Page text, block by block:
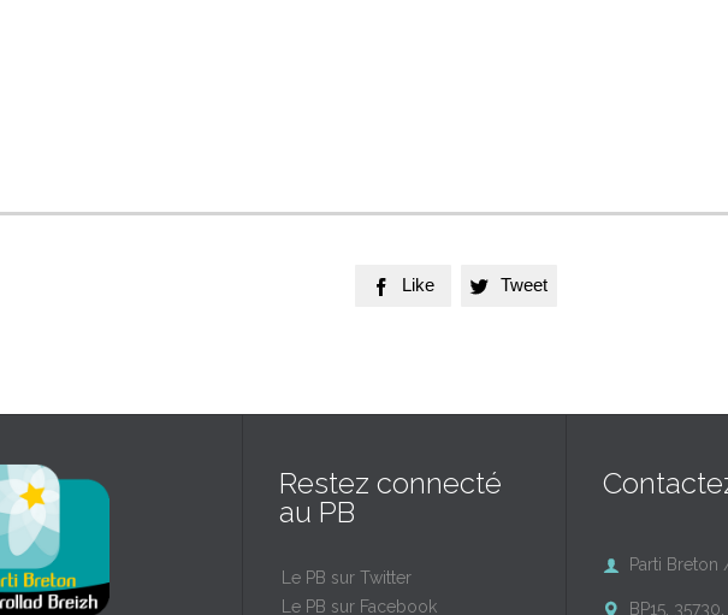
 Like  Tweet
Restez connecté
au PB
Le PB sur Twitter
Le PB sur Facebook
 Parti
 BP15,